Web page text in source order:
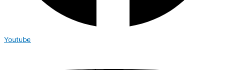
Youtube